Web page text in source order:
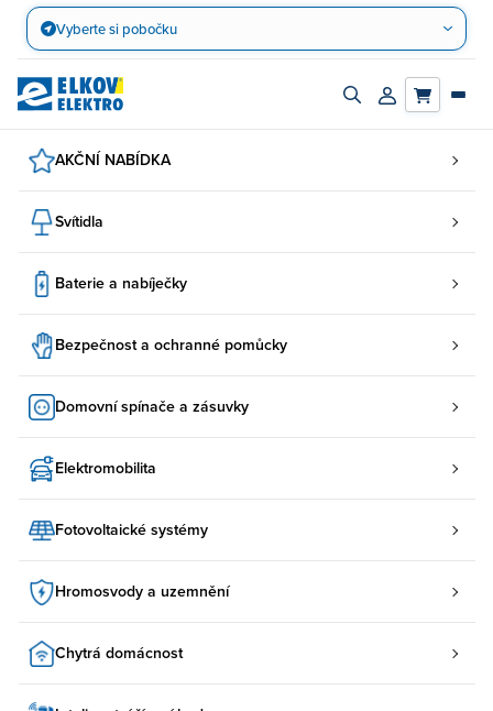
Přejít
obsah
Vyberte si pobočku
Zapnout/vypnout
Přihlásit/
AKČNÍ NABÍDKA
Svítidla
Baterie a nabíječky
Bezpečnost a ochranné pomůcky
Domovní spínače a zásuvky
Elektromobilita
Fotovoltaické systémy
Hromosvody a uzemnění
Chytrá domácnost